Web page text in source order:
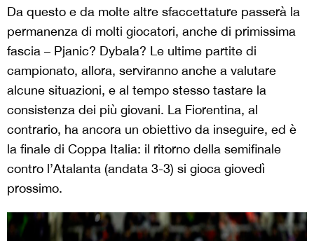
Da questo e da molte altre sfaccettature passerà la
permanenza di molti giocatori, anche di primissima
fascia – Pjanic? Dybala? Le ultime partite di
campionato, allora, serviranno anche a valutare
alcune situazioni, e al tempo stesso tastare la
consistenza dei più giovani. La Fiorentina, al
contrario, ha ancora un obiettivo da inseguire, ed è
la finale di Coppa Italia: il ritorno della semifinale
contro l’Atalanta (andata 3-3) si gioca giovedì
prossimo.